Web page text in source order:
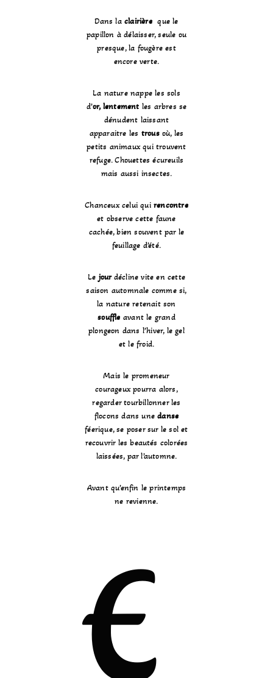
Dans laclairièreque le
papillon à délaisser, seule ou
presque, la fougère est
encore verte.
La nature nappe les sols
d’or, lentement les arbres se
dénudent laissant
apparaitre les trousoù, les
petits animaux qui trouvent
refuge. Chouettes écureuils
mais aussi insectes.
Chanceux celui qui rencontre
et observe cette faune
cachée, bien souvent par le
feuillage d’été.
Le jourdécline vite en cette
saison automnale comme si,
la nature retenait son
souffle avant le grand
plongeon dans l’hiver, le gel
et le froid.
Mais le promeneur
courageux pourra alors,
regarder tourbillonner les
flocons dans unedanse
féerique, se poser sur le sol et
recouvrir les beautés colorées
laissées, par l’automne.
Avant qu’enfin le printemps
ne revienne.
E